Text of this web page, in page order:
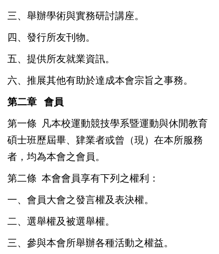
三、舉辦學術與實務研討講座。
四、發行所友刊物。
五、提供所友就業資訊。
六、推展其他有助於達成本會宗旨之事務。
第二章 會員
第一條 凡本校運動競技學系暨運動與休閒教育
碩士班歷屆畢、肄業者或曾（現）在本所服務
者，均為本會之會員。
第二條 本會會員享有下列之權利：
一、會員大會之發言權及表決權。
二、選舉權及被選舉權。
三、參與本會所舉辦各種活動之權益。